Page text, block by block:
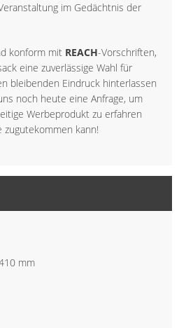
im Gedächtnis der
konform mit REACH-Vorschriften,
eine zuverlässige Wahl für
bleibenden Eindruck hinterlassen
noch heute eine Anfrage, um
Werbeprodukt zu erfahren
zugutekommen kann!
mm